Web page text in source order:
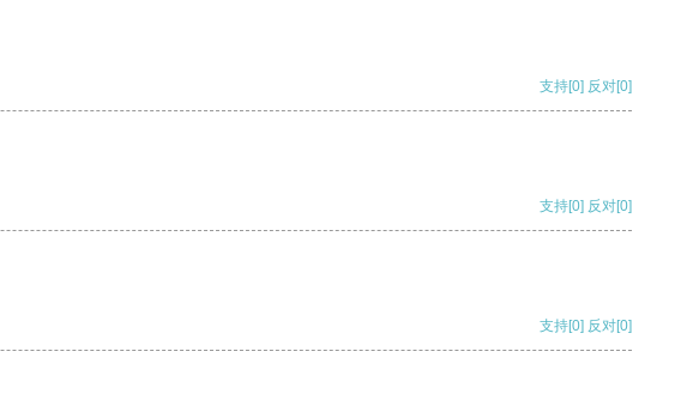
支持[0] 反对[0]
支持[0] 反对[0]
支持[0] 反对[0]